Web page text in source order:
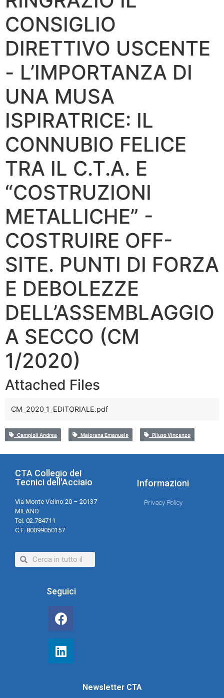
CONSIGLIO
DIRETTIVO USCENTE
- L’IMPORTANZA DI
UNA MUSA
ISPIRATRICE: IL
CONNUBIO FELICE
TRA IL C.T.A. E
“COSTRUZIONI
METALLICHE” -
COSTRUIRE OFF-
SITE. PUNTI DI FORZA
E DEBOLEZZE
DELL’ASSEMBLAGGIO
A SECCO (CM
1/2020)
Attached Files
CM_2020_1_EDITORIALE.pdf
Campioli Andrea Maiorana Emanuele Piluso Vincenzo
CTA Collegio dei
Tecnici dell'Acciaio
Via Monte Velino 20 – 20137
MILANO
Tel. 02.784711
C.F. 80099050157
Informazioni
Privacy Policy
Seguici
Newsletter CTA